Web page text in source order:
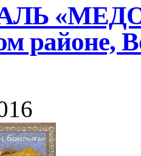
районе,